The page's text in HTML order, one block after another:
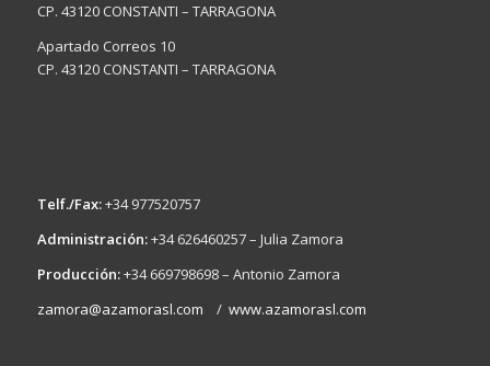
CP. 43120 CONSTANTI – TARRAGONA
Apartado Correos 10
CP. 43120 CONSTANTI – TARRAGONA
Telf./Fax:+34 977520757
Administración:+34 626460257 – Julia Zamora
Producción:+34 669798698 – Antonio Zamora
zamora@azamorasl.com / www.azamorasl.com